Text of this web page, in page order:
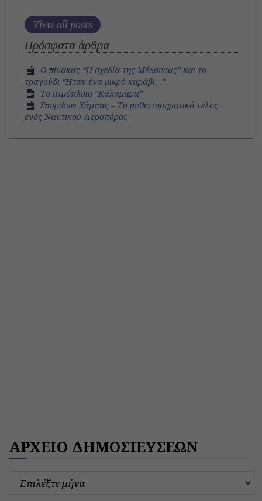
View all posts
Πρόσφατα άρθρα
Ο πίνακας “Η σχεδία της Μέδουσας” και το
τραγούδι “Ήταν ένα μικρό καράβι…”
Το ατμόπλοιο “Καλαμάρα”
Σπυρίδων Χάμπας – Το μυθιστορηματικό τέλος
ενός Ναυτικού Αεροπόρου
ΑΡΧΕΙΟ ΔΗΜΟΣΙΕΥΣΕΩΝ